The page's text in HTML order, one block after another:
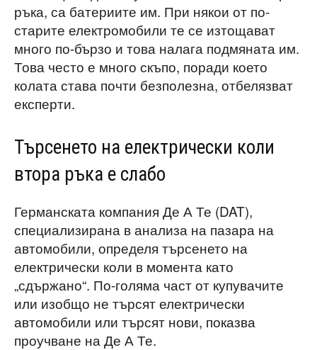
ръка, са батериите им. При някои от по-
старите електромобили те се изтощават
много по-бързо и това налага подмяната им.
Това често е много скъпо, поради което
колата става почти безполезна, отбелязват
експерти.
Търсенето на електрически коли
втора ръка е слабо
Германската компания Де А Те (DAT),
специализирана в анализа на пазара на
автомобили, определя търсенето на
електрически коли в момента като
„сдържано“. По-голяма част от купувачите
или изобщо не търсят електрически
автомобили или търсят нови, показва
проучване на Де А Те.